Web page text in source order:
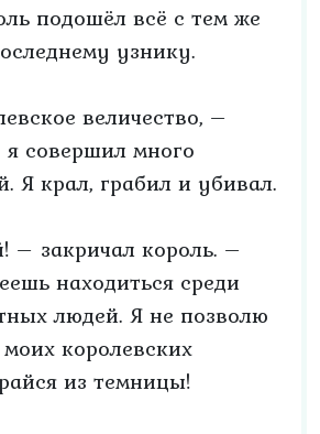
подошёл всё с тем же
узнику.
величество, –
я совершил много
Я крал, грабил и убивал.
– закричал король. –
находиться среди
людей. Я не позволю
королевских
из темницы!